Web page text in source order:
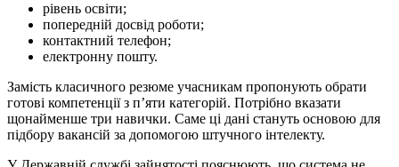
рівень освіти;
попередній досвід роботи;
контактний телефон;
електронну пошту.
Замість класичного резюме учасникам пропонують обрати
готові компетенції з п’яти категорій. Потрібно вказати
щонайменше три навички. Саме ці дані стануть основою для
підбору вакансій за допомогою штучного інтелекту.